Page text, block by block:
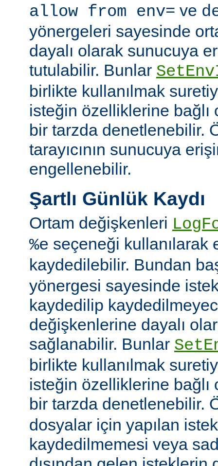
allow from env= ve
yönergeleri sayesinde
dayalı olarak sunucuya
tutulabilir. Bunlar
birlikte kullanılmak
isteğin özelliklerine
bir tarzda denetlenebilir.
tarayıcının sunucuya
engellenebilir.
Şartlı Günlük Kaydı
Ortam değişkenleri
%e seçeneği kullanılarak
kaydedilebilir. Bundan
yönergesi sayesinde
kaydedilip
değişkenlerine dayalı
sağlanabilir. Bunlar
birlikte kullanılmak
isteğin özelliklerine
bir tarzda denetlenebilir.
dosyalar için yapılan
kaydedilmemesi veya